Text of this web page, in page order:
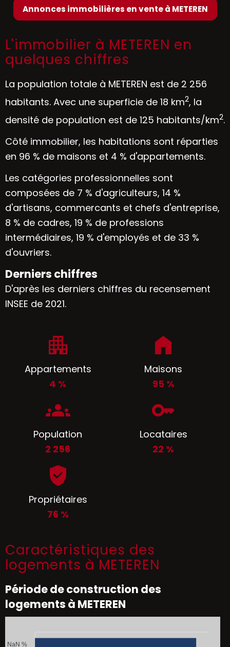
Annonces immobilières en vente à METEREN
L'immobilier à METEREN en
quelques chiffres
La population totale à METEREN est de 2 256
habitants. Avec une superficie de 18 km2, la
densité de population est de 125 habitants/km2.
Côté immobilier, les habitations sont réparties
en 96 % de maisons et 4 % d'appartements.
Les catégories professionnelles sont
composées de 7 % d'agriculteurs, 14 %
d'artisans, commercants et chefs d'entreprise,
8 % de cadres, 19 % de professions
intermédiaires, 19 % d'employés et de 33 %
d'ouvriers.
Derniers chiffres
D'après les derniers chiffres du recensement
INSEE de 2021.
Appartements
4 %
Maisons
95 %
Population
2 256
Locataires
22 %
Propriétaires
76 %
Caractéristiques des
logements à METEREN
Période de construction des
logements à METEREN
NaN %